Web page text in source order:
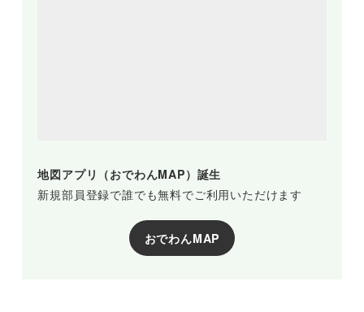
地図アプリ（おでわんMAP）誕生
新規部員登録で誰でも無料でご利用いただけます
おでわんMAP